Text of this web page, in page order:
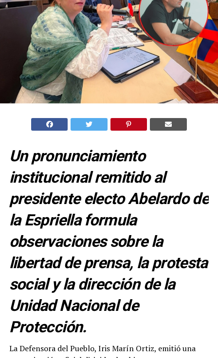
Un pronunciamiento
institucional remitido al
presidente electo Abelardo de
la Espriella formula
observaciones sobre la
libertad de prensa, la protesta
social y la dirección de la
Unidad Nacional de
Protección.
La Defensora del Pueblo, Iris Marín Ortiz, emitió una